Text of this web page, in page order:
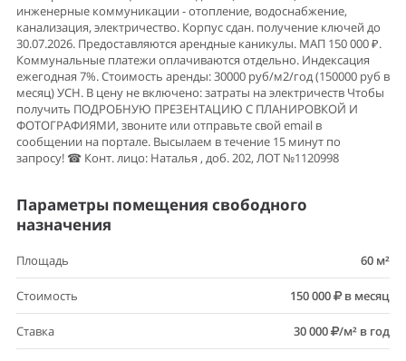
инженерные коммуникации - отопление, водоснабжение,
канализация, электричество. Корпус сдан. получение ключей до
30.07.2026. Предоставляются арендные каникулы. МАП 150 000 ₽.
Коммунальные платежи оплачиваются отдельно. Индексация
ежегодная 7%. Стоимость аренды: 30000 руб/м2/год (150000 руб в
месяц) УСН. В цену не включено: затраты на электричеств Чтобы
получить ПОДРОБНУЮ ПРЕЗЕНТАЦИЮ С ПЛАНИРОВКОЙ И
ФОТОГРАФИЯМИ, звоните или отправьте свой email в
сообщении на портале. Высылаем в течение 15 минут по
запросу! ☎ Конт. лицо: Наталья , доб. 202, ЛОТ №1120998
Параметры помещения свободного
назначения
Площадь 60 м²
Стоимость 150 000 в месяц
Ставка 30 000 /м² в год